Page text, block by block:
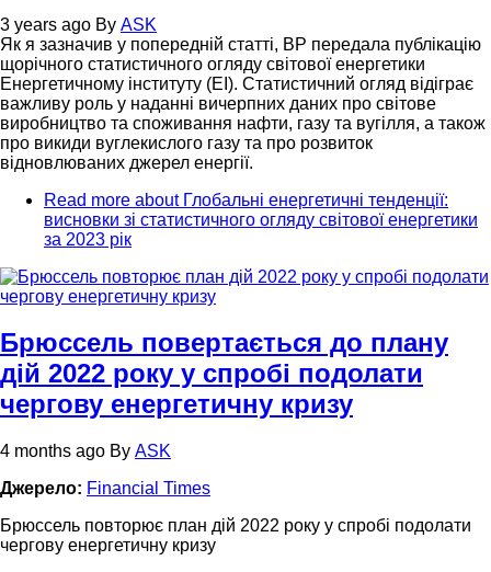
3 years ago By ASK
Як я зазначив у попередній статті, ВР передала публікацію
щорічного статистичного огляду світової енергетики
Енергетичному інституту (EI). Статистичний огляд відіграє
важливу роль у наданні вичерпних даних про світове
виробництво та споживання нафти, газу та вугілля, а також
про викиди вуглекислого газу та про розвиток
відновлюваних джерел енергії.
Read more about Глобальні енергетичні тенденції:
висновки зі статистичного огляду світової енергетики
за 2023 рік
Брюссель повертається до плану
дій 2022 року у спробі подолати
чергову енергетичну кризу
4 months ago By ASK
Джерело: Financial Times
Брюссель повторює план дій 2022 року у спробі подолати
чергову енергетичну кризу